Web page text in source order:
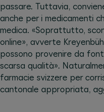
passare. Tuttavia,
anche per i medicamenti
medica. «Soprattutto,
online», avverte
possono provenire da
scarsa qualità».
farmacie svizzere per
cantonale appropriata,